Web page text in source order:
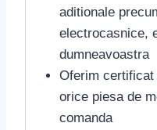
aditionale
electrocasnice,
dumneavoastra
Oferim certificat
orice piesa de
comanda